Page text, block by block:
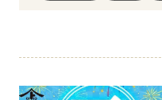
アクセス・パーキング